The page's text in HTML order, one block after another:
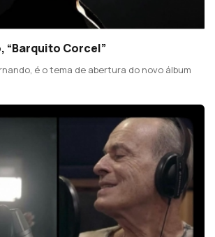
“Barquito Corcel”
é o tema de abertura do novo álbum